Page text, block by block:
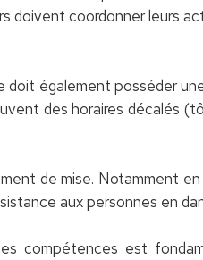
doivent coordonner leurs
également posséder
des horaires décalés
de mise. Notamment
aux personnes en
compétences est